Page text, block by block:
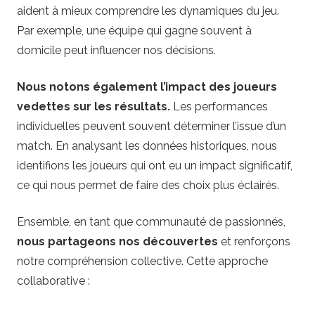
aident à mieux comprendre les dynamiques du jeu.
Par exemple, une équipe qui gagne souvent à
domicile peut influencer nos décisions.
Nous notons également l’impact des joueurs
vedettes sur les résultats. Les performances
individuelles peuvent souvent déterminer l’issue d’un
match. En analysant les données historiques, nous
identifions les joueurs qui ont eu un impact significatif,
ce qui nous permet de faire des choix plus éclairés.
Ensemble, en tant que communauté de passionnés,
nous partageons nos découvertes et renforçons
notre compréhension collective. Cette approche
collaborative :